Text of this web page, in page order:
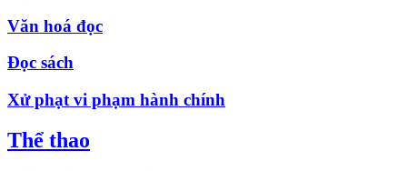
Văn hoá đọc
Đọc sách
Xử phạt vi phạm hành chính
Thể thao